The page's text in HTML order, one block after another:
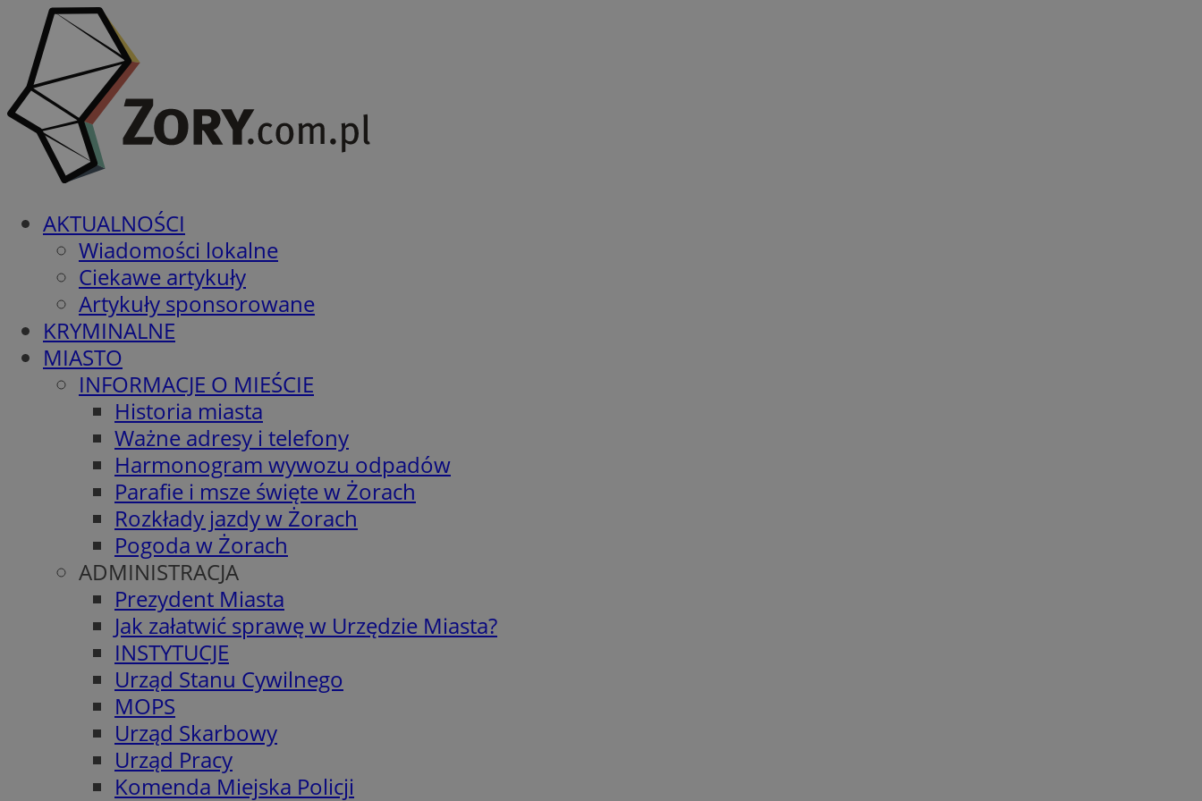
AKTUALNOŚCI
Wiadomości lokalne
Ciekawe artykuły
Artykuły sponsorowane
KRYMINALNE
MIASTO
INFORMACJE O MIEŚCIE
Historia miasta
Ważne adresy i telefony
Harmonogram wywozu odpadów
Parafie i msze święte w Żorach
Rozkłady jazdy w Żorach
Pogoda w Żorach
ADMINISTRACJA
Prezydent Miasta
Jak załatwić sprawę w Urzędzie Miasta?
INSTYTUCJE
Urząd Stanu Cywilnego
MOPS
Urząd Skarbowy
Urząd Pracy
Komenda Miejska Policji